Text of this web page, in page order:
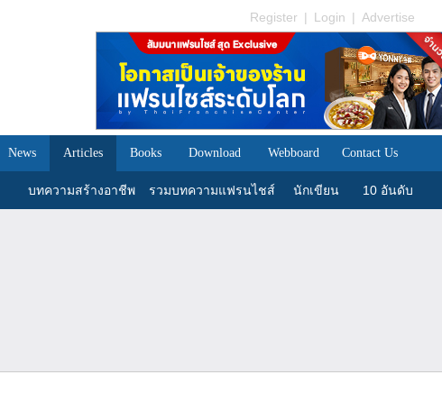
Register | Login | Advertise
News Articles Books Download Webboard Contact Us
บทความสร้างอาชีพ รวมบทความแฟรนไชส์ นักเขียน 10 อันดับ